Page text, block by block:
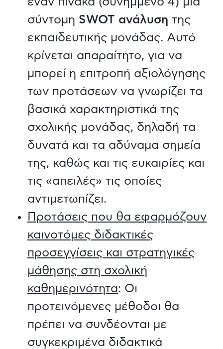
σύντομη SWOT ανάλυση της
εκπαιδευτικής μονάδας. Αυτό
κρίνεται απαραίτητο, για να
μπορεί η επιτροπή αξιολόγησης
των προτάσεων να γνωρίζει τα
βασικά χαρακτηριστικά της
σχολικής μονάδας, δηλαδή τα
δυνατά και τα αδύναμα σημεία
της, καθώς και τις ευκαιρίες και
τις «απειλές» τις οποίες
αντιμετωπίζει.
Προτάσεις που θα εφαρμόζουν
καινοτόμες διδακτικές
προσεγγίσεις και στρατηγικές
μάθησης στη σχολική
καθημερινότητα: Οι
προτεινόμενες μέθοδοι θα
πρέπει να συνδέονται με
συγκεκριμένα διδακτικά